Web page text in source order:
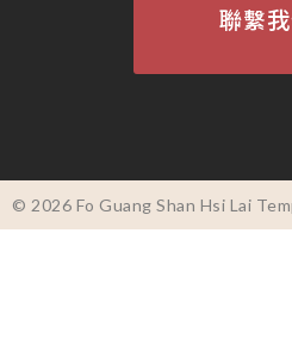
聯繫
© 2026 Fo Guang Shan Hsi Lai